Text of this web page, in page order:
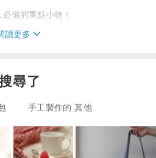
備的重點小物！
對它愛不釋手的原因，來自德國慕
出每一季不同的焦點款式，相信妳一
一無二。
置於 sun cover 中心，將扣子扣上，
讀更多
尋了
手工製作的 其他